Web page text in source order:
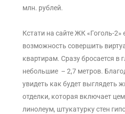
млн. рублей.
Кстати на сайте ЖК «Гоголь-2»
возможность совершить
квартирам. Сразу бросается в
небольшие – 2,7 метров.
увидеть как будет выглядеть
отделки, которая включает
линолеум, штукатурку стен